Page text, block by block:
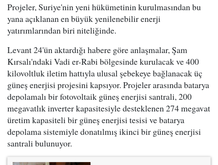
Projeler, Suriye'nin yeni hükümetinin kurulmasından bu
yana açıklanan en büyük yenilenebilir enerji
yatırımlarından biri niteliğinde.
Levant 24'ün aktardığı habere göre anlaşmalar, Şam
Kırsalı'ndaki Vadi er-Rabi bölgesinde kurulacak ve 400
kilovoltluk iletim hattıyla ulusal şebekeye bağlanacak üç
güneş enerjisi projesini kapsıyor. Projeler arasında batarya
depolamalı bir fotovoltaik güneş enerjisi santrali, 200
megavatlık inverter kapasitesiyle desteklenen 274 megavat
üretim kapasiteli bir güneş enerjisi tesisi ve batarya
depolama sistemiyle donatılmış ikinci bir güneş enerjisi
santrali bulunuyor.